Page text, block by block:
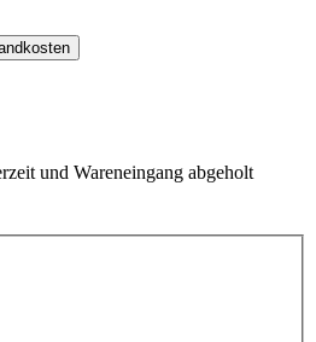
und Wareneingang abgeholt